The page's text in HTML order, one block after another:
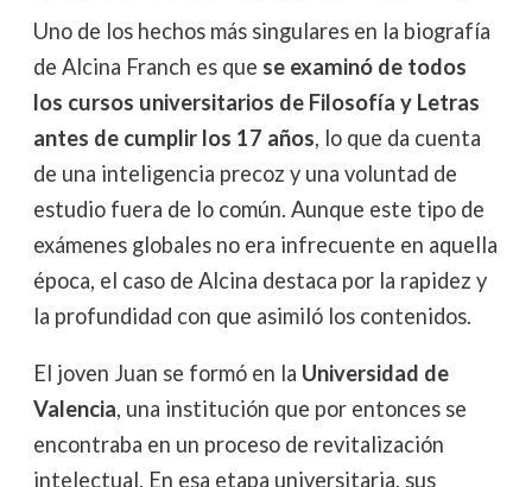
Uno de los hechos más singulares en la biografía
de Alcina Franch es que se examinó de todos
los cursos universitarios de Filosofía y Letras
antes de cumplir los 17 años, lo que da cuenta
de una inteligencia precoz y una voluntad de
estudio fuera de lo común. Aunque este tipo de
exámenes globales no era infrecuente en aquella
época, el caso de Alcina destaca por la rapidez y
la profundidad con que asimiló los contenidos.
El joven Juan se formó en la Universidad de
Valencia, una institución que por entonces se
encontraba en un proceso de revitalización
intelectual. En esa etapa universitaria, sus